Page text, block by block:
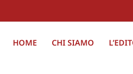
HOME CHI SIAMO